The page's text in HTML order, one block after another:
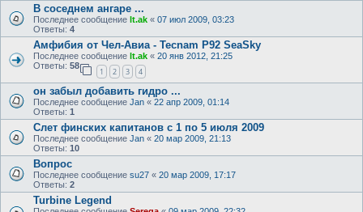
В соседнем ангаре ...
Последнее сообщение lt.ak « 07 июл 2009, 03:23
Ответы: 4
Aмфибия от Чел-Авиа - Tecnam P92 SeaSky
Последнее сообщение lt.ak « 20 янв 2012, 21:25
Ответы: 58
1 2 3 4
он забыл добавить гидро ...
Последнее сообщение Jan « 22 апр 2009, 01:14
Ответы: 1
Слет финских капитанов с 1 по 5 июля 2009
Последнее сообщение Jan « 20 мар 2009, 21:13
Ответы: 10
Вопрос
Последнее сообщение su27 « 20 мар 2009, 17:17
Ответы: 2
Turbine Legend